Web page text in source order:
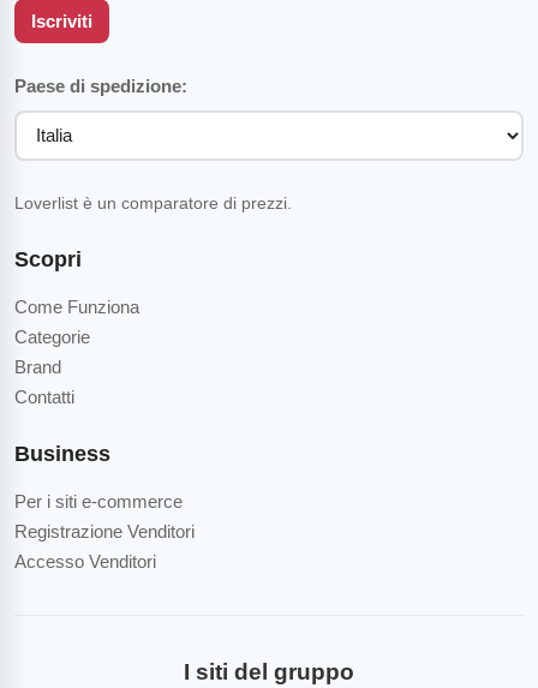
Scopri
Come Funziona
Categorie
Brand
Contatti
Business
Per i siti e-commerce
Registrazione Venditori
Accesso Venditori
Iscriviti
Paese di spedizione:
Loverlist è un comparatore di prezzi.
I siti del gruppo